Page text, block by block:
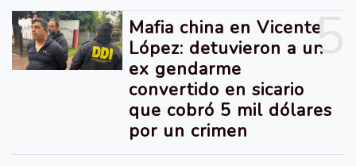
5
Mafia china en Vicente
López: detuvieron a un
ex gendarme
convertido en sicario
que cobró 5 mil dólares
por un crimen